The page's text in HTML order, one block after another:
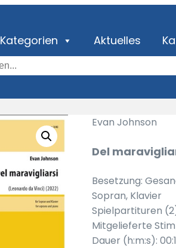
Kategorien Aktuelles
Evan Johnson
Del
Besetzung:
Sopran, Klavier
Spielpartituren
Mitgelieferte
Dauer (h:m:s):